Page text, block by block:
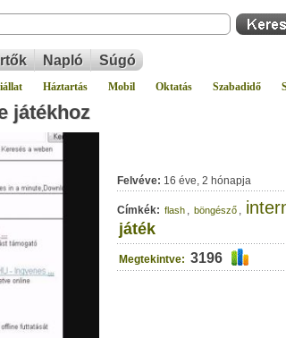
Napló Súgó
Háztartás Mobil Oktatás Szabadidő
játékhoz
Felvéve: 16 éve, 2 hónapja
Címkék: flash , böngésző ,
játék
Megtekintve: 3196